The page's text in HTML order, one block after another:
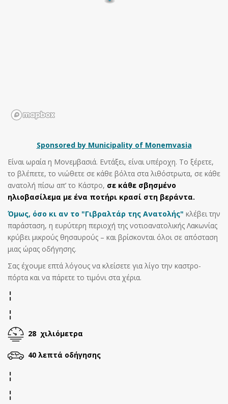
Sponsored by Municipality of Monemvasia
Είναι ωραία η Μονεμβασιά. Εντάξει, είναι υπέροχη. Το ξέρετε,
το βλέπετε, το νιώθετε σε κάθε βόλτα στα λιθόστρωτα, σε κάθε
ανατολή πίσω απ’ το Κάστρο, σε κάθε σβησμένο
ηλιοβασίλεμα με ένα ποτήρι κρασί στη βεράντα.
Όμως, όσο κι αν το "Γιβραλτάρ της Ανατολής" κλέβει την
παράσταση, η ευρύτερη περιοχή της νοτιοανατολικής Λακωνίας
κρύβει μικρούς θησαυρούς – και βρίσκονται όλοι σε απόσταση
μιας ώρας οδήγησης.
Σας έχουμε επτά λόγους να κλείσετε για λίγο την καστρο-
πόρτα και να πάρετε το τιμόνι στα χέρια.
¦
¦
28 χιλιόμετρα
40 λεπτά οδήγησης
¦
¦